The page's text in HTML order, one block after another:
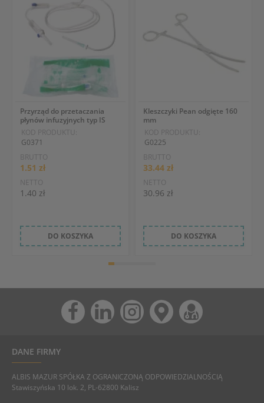
Przyrząd do przetaczania
płynów infuzyjnych typ IS
KOD PRODUKTU:
G0371
BRUTTO
1.51 zł
NETTO
1.40 zł
DO KOSZYKA
Kleszczyki Pean odgięte 160
mm
KOD PRODUKTU:
G0225
BRUTTO
33.44 zł
NETTO
30.96 zł
DO KOSZYKA
DANE FIRMY
ALBIS MAZUR SPÓŁKA Z OGRANICZONĄ ODPOWIEDZIALNOŚCIĄ
Stawiszyńska 10 lok. 2, PL-62800 Kalisz